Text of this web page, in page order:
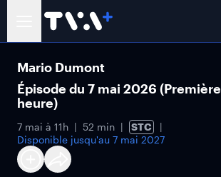
Mario Dumont
Épisode du 7 mai 2026 (Première
heure)
7 mai à 11h 52 min
STC
Disponible jusqu'au 7 mai 2027